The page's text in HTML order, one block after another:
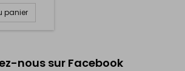
panier
nous sur Facebook